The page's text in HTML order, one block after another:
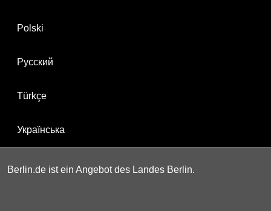
Polski
Русский
Türkçe
Українська
Berlin.de ist ein Angebot des Landes Berlin.